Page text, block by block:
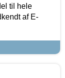
til hele
af E-